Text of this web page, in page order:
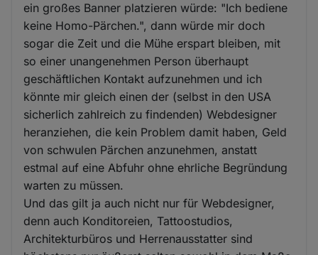
ein großes Banner platzieren würde: "Ich bediene
keine Homo-Pärchen.", dann würde mir doch
sogar die Zeit und die Mühe erspart bleiben, mit
so einer unangenehmen Person überhaupt
geschäftlichen Kontakt aufzunehmen und ich
könnte mir gleich einen der (selbst in den USA
sicherlich zahlreich zu findenden) Webdesigner
heranziehen, die kein Problem damit haben, Geld
von schwulen Pärchen anzunehmen, anstatt
estmal auf eine Abfuhr ohne ehrliche Begründung
warten zu müssen.
Und das gilt ja auch nicht nur für Webdesigner,
denn auch Konditoreien, Tattoostudios,
Architekturbüros und Herrenausstatter sind